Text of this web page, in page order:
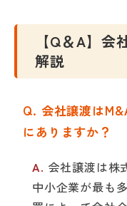
【Q＆A】
解説
会社譲渡は
にありますか？
会社譲渡は株
中小企業が最も